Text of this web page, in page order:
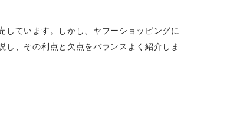
ています。しかし、ヤフーショッピングに
、その利点と欠点をバランスよく紹介しま